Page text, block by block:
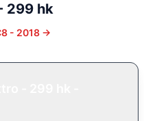
299 hk
- 2018 ->